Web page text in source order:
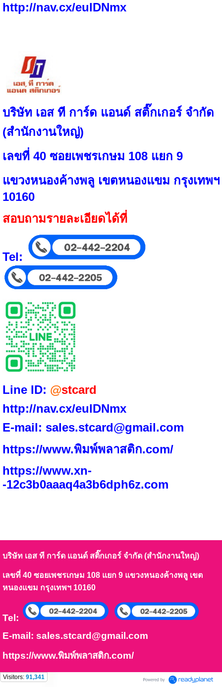
http://nav.cx/eulDNmx
บริษัท เอส ที การ์ด แอนด์ สติ๊กเกอร์ จำกัด
(สำนักงานใหญ่)
เลขที่ 40 ซอยเพชรเกษม 108 แยก 9
แขวงหนองค้างพลู เขตหนองแขม กรุงเทพฯ
10160
สอบถามรายละเอียดได้ที่
Tel:
Line ID: @stcard
http://nav.cx/eulDNmx
E-mail: sales.stcard@gmail.com
https://www.พิมพ์พลาสติก.com/
https://www.xn-
-12c3b0aaaq4a3b6dph6z.com
บริษัท เอส ที การ์ด แอนด์ สติ๊กเกอร์ จำกัด (สำนักงานใหญ่)
เลขที่ 40 ซอยเพชรเกษม 108 แยก 9 แขวงหนองค้างพลู เขต
หนองแขม กรุงเทพฯ 10160
Tel:
E-mail: sales.stcard@gmail.com
https://www.พิมพ์พลาสติก.com/
Visitors: 91,341